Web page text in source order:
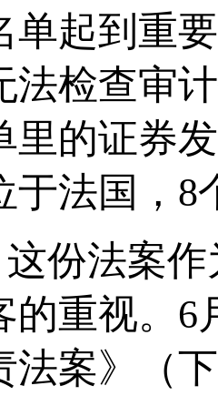
单起到重
法检查审
里的证券
于法国，8
份法案
的重视。6
法案》（